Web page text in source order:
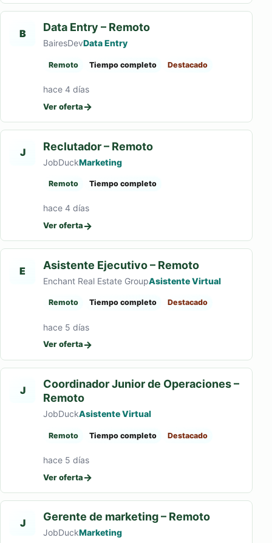
B Data Entry – Remoto
BairesDevData Entry
Remoto Tiempo completo Destacado
hace 4 días
Ver oferta→
J Reclutador – Remoto
JobDuckMarketing
Remoto Tiempo completo
hace 4 días
Ver oferta→
E Asistente Ejecutivo – Remoto
Enchant Real Estate GroupAsistente Virtual
Remoto Tiempo completo Destacado
hace 5 días
Ver oferta→
J
Coordinador Junior de Operaciones –
Remoto
JobDuckAsistente Virtual
Remoto Tiempo completo Destacado
hace 5 días
Ver oferta→
J Gerente de marketing – Remoto
JobDuckMarketing